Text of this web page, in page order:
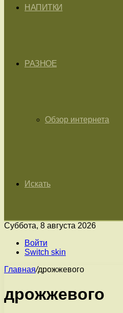
НАПИТКИ
РАЗНОЕ
Обзор интернета
Искать
Суббота, 8 августа 2026
Войти
Switch skin
Главная/дрожжевого
дрожжевого